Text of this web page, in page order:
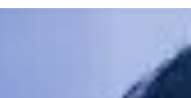
se...